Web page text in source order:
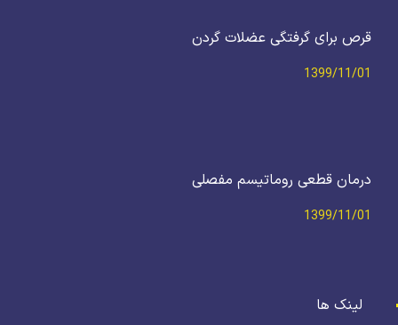
قرص برای گرفتگی عضلات گردن
1399/11/01
درمان قطعی روماتیسم مفصلی
1399/11/01
لینک ها